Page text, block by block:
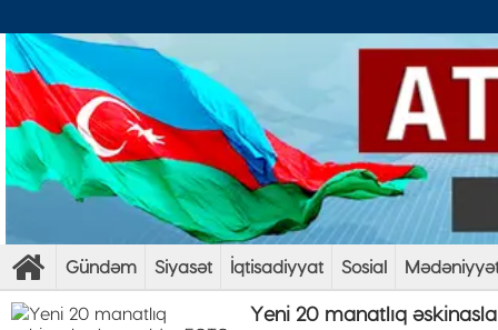
Gündəm Siyasət İqtisadiyyat Sosial
Yeni 20 manatlıq